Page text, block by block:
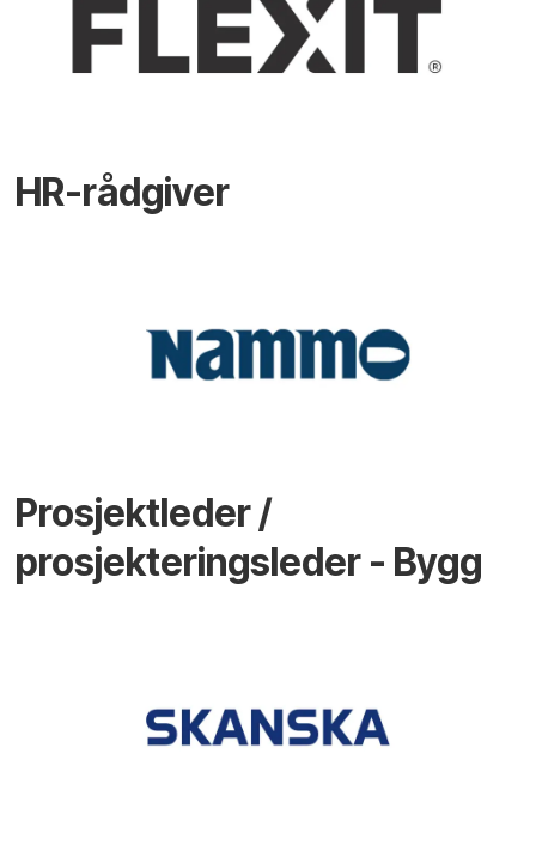
HR-rådgiver
Prosjektleder /
prosjekteringsleder - Bygg